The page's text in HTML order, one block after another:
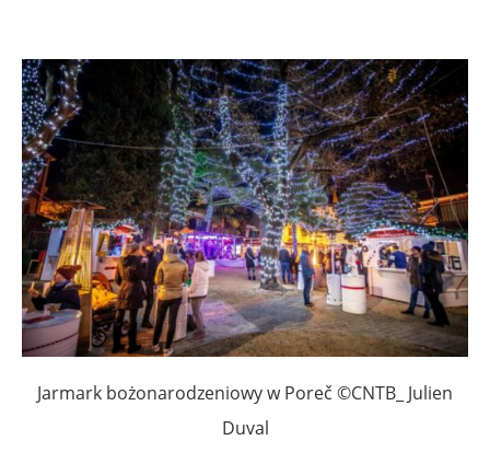
Jarmark bożonarodzeniowy w Poreč ©CNTB_ Julien
Duval